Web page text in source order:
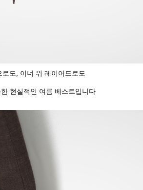
로도, 이너 위 레이어드로도
현실적인 여름 베스트입니다